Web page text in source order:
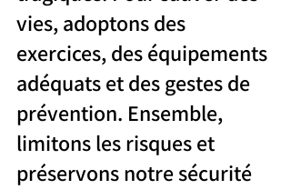
vies, adoptons des
exercices, des équipements
adéquats et des gestes de
prévention. Ensemble,
limitons les risques et
préservons notre sécurité